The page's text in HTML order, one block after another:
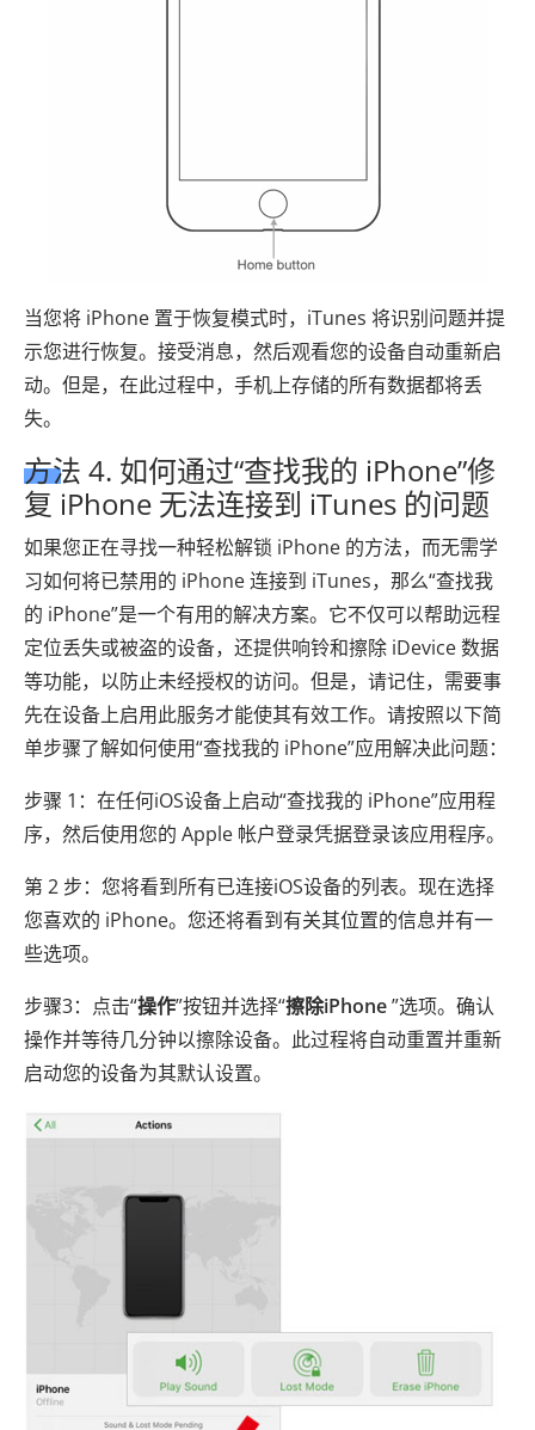
当您将 iPhone 置于恢复模式时，iTunes 将识别问题并提
示您进行恢复。接受消息，然后观看您的设备自动重新启
动。但是，在此过程中，手机上存储的所有数据都将丢
失。
方法 4. 如何通过“查找我的 iPhone”修
复 iPhone 无法连接到 iTunes 的问题
如果您正在寻找一种轻松解锁 iPhone 的方法，而无需学
习如何将已禁用的 iPhone 连接到 iTunes，那么“查找我
的 iPhone”是一个有用的解决方案。它不仅可以帮助远程
定位丢失或被盗的设备，还提供响铃和擦除 iDevice 数据
等功能，以防止未经授权的访问。但是，请记住，需要事
先在设备上启用此服务才能使其有效工作。请按照以下简
单步骤了解如何使用“查找我的 iPhone”应用解决此问题：
步骤 1：在任何iOS设备上启动“查找我的 iPhone”应用程
序，然后使用您的 Apple 帐户登录凭据登录该应用程序。
第 2 步：您将看到所有已连接iOS设备的列表。现在选择
您喜欢的 iPhone。您还将看到有关其位置的信息并有一
些选项。
步骤3：点击“操作”按钮并选择“擦除iPhone”选项。确认
操作并等待几分钟以擦除设备。此过程将自动重置并重新
启动您的设备为其默认设置。